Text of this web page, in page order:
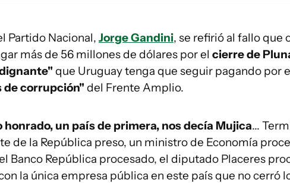
Partido Nacional, Jorge Gandini, se refirió al fallo que
más de 56 millones de dólares por el cierre de
que Uruguay tenga que seguir pagando por
de corrupción"del Frente Amplio.
honrado, un país de primera, nos decía Mujica...
de la República preso, un ministro de Economía
Banco República procesado, el diputado Placeres
la única empresa pública en este país que no cerró